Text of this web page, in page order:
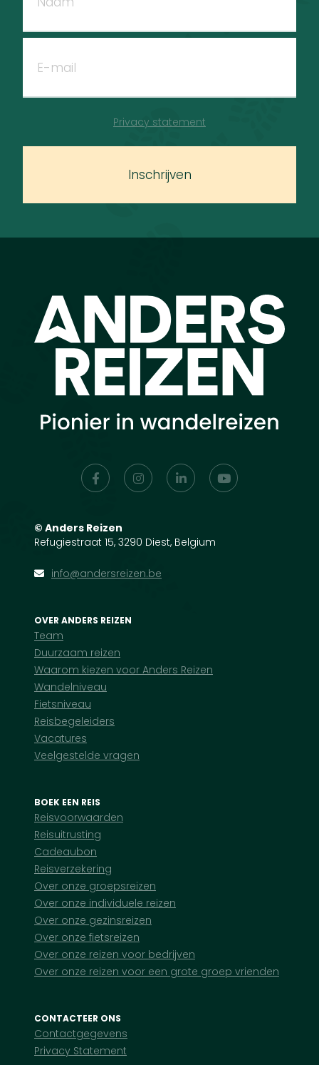
Inschrijven
Privacy statement
© Anders Reizen
Refugiestraat 15, 3290 Diest, Belgium
info@andersreizen.be
OVER ANDERS REIZEN
Team
Duurzaam reizen
Waarom kiezen voor Anders Reizen
Wandelniveau
Fietsniveau
Reisbegeleiders
Vacatures
Veelgestelde vragen
BOEK EEN REIS
Reisvoorwaarden
Reisuitrusting
Cadeaubon
Reisverzekering
Over onze groepsreizen
Over onze individuele reizen
Over onze gezinsreizen
Over onze fietsreizen
Over onze reizen voor bedrijven
Over onze reizen voor een grote groep vrienden
CONTACTEER ONS
Contactgegevens
Privacy Statement